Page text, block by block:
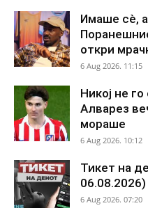
Имаше сè,
откри
6 Aug 2026. 11:15
Никој не
Алварез
мораше
6 Aug 2026. 10:12
Тикет на
06.08.2026)
6 Aug 2026. 07:20